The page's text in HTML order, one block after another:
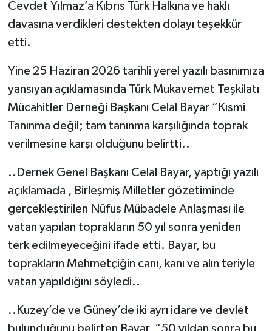
Cevdet Yılmaz’a Kıbrıs Türk Halkına ve haklı
davasına verdikleri destekten dolayı teşekkür
etti.
Yine 25 Haziran 2026 tarihli yerel yazılı basınımıza
yansıyan açıklamasında Türk Mukavemet Teşkilatı
Mücahitler Derneği Başkanı Celal Bayar “Kısmi
Tanınma değil; tam tanınma karşılığında toprak
verilmesine karşı olduğunu belirtti..
..Dernek Genel Başkanı Celal Bayar, yaptığı yazılı
açıklamada , Birleşmiş Milletler gözetiminde
gerçekleştirilen Nüfus Mübadele Anlaşması ile
vatan yapılan toprakların 50 yıl sonra yeniden
terk edilmeyeceğini ifade etti. Bayar, bu
toprakların Mehmetçiğin canı, kanı ve alın teriyle
vatan yapıldığını söyledi..
..Kuzey’de ve Güney’de iki ayrı idare ve devlet